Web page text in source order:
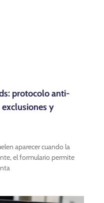
protocolo anti-
y
aparecer cuando la
el formulario permite